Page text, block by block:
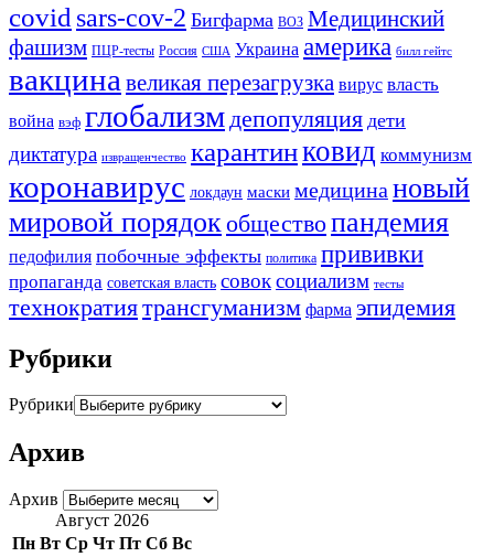
covid sars-cov-2 Бигфарма ВОЗ Медицинский
фашизм ПЦР-тесты Россия США Украина америка билл гейтс
вакцина великая перезагрузка вирус власть
война вэф глобализм депопуляция дети
диктатура извращенчество карантинковид коммунизм
коронавирус локдаун маски медицина новый
мировой порядок обществопандемия
педофилия побочные эффекты политика прививки
пропаганда советская власть совоксоциализм тесты
технократиятрансгуманизм фарма эпидемия
Рубрики
Рубрики
Архив
Архив
Август 2026
Пн Вт Ср Чт Пт Сб Вс